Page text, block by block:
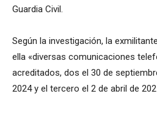
Guardia Civil.
Según la investigación, la
ella «diversas comunicaciones
acreditados, dos el 30 de
2024 y el tercero el 2 de abril de